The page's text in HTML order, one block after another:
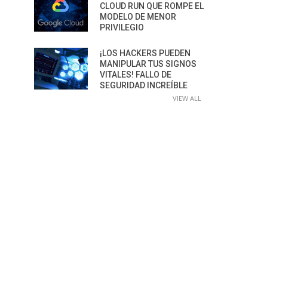
CLOUD RUN QUE ROMPE EL
MODELO DE MENOR
PRIVILEGIO
¡LOS HACKERS PUEDEN
MANIPULAR TUS SIGNOS
VITALES! FALLO DE
SEGURIDAD INCREÍBLE
VIEW ALL